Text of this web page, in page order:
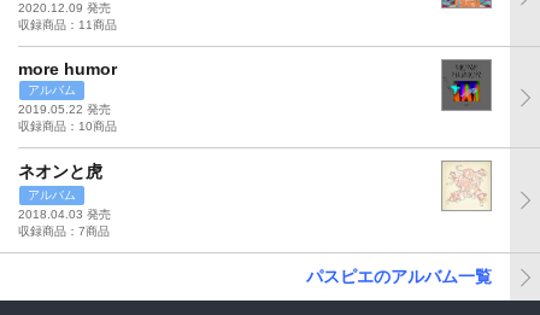
2020.12.09 発売
収録商品：11商品
more humor
アルバム
2019.05.22 発売
収録商品：10商品
ネオンと虎
アルバム
2018.04.03 発売
収録商品：7商品
パスピエのアルバム一覧